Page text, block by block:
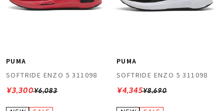
PUMA
SOFTRIDE ENZO 5 311098
¥6,083
¥3,300
PUMA
SOFTRIDE ENZO 5 311098
¥8,690
¥4,345